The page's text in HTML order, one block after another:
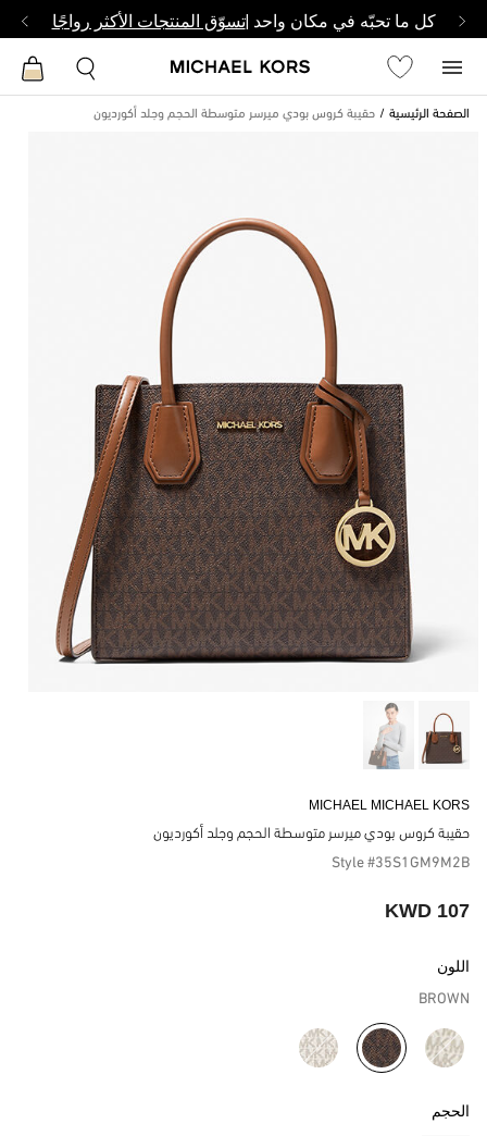
كل ما تحبّه في مكان واحد |تسوّق المنتجات الأكثر رواجًا
الصفحة الرئيسية حقيبة كروس بودي ميرسر متوسطة الحجم وجلد أكورديون
MICHAEL MICHAEL KORS
حقيبة كروس بودي ميرسر متوسطة الحجم وجلد أكورديون
Style #35S1GM9M2B
107 KWD
اللون
BROWN
مختار
الحجم